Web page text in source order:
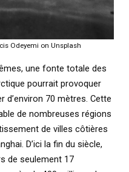
Odeyemi on Unsplash
une fonte totale des
pourrait provoquer
d’environ 70 mètres. Cette
de nombreuses régions
de villes côtières
D’ici la fin du siècle,
de seulement 17